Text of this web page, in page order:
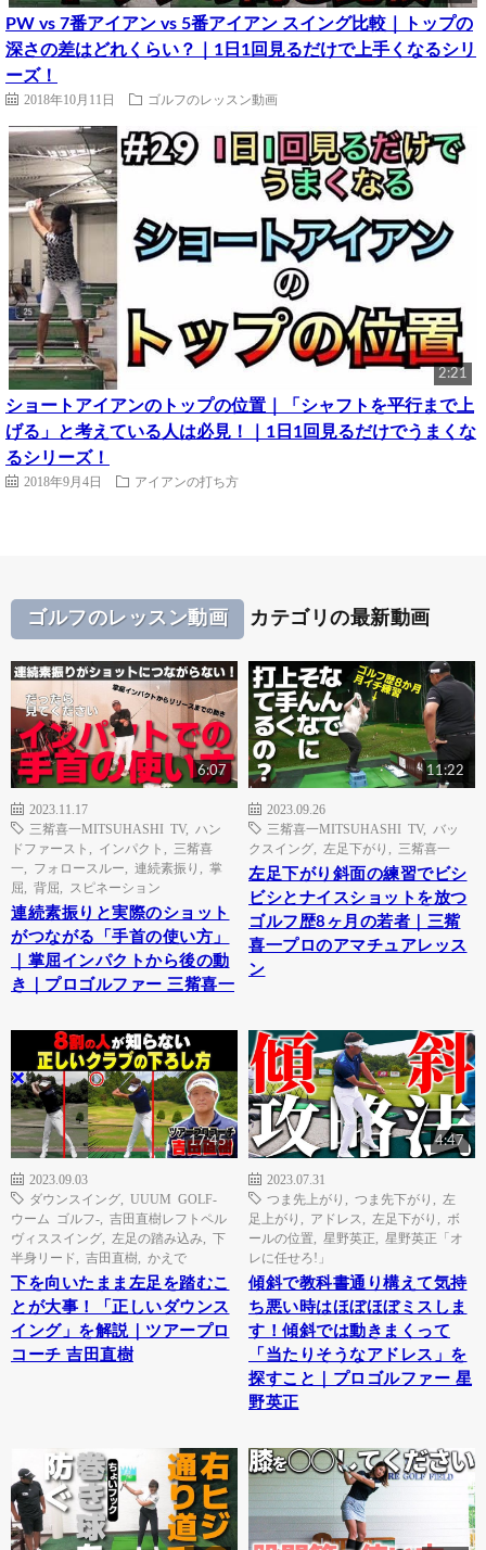
PW vs 7番アイアン vs 5番アイアン スイング比較｜トップの
深さの差はどれくらい？｜1日1回見るだけで上手くなるシリ
ーズ！
2018年10月11日 ゴルフのレッスン動画
2:21
ショートアイアンのトップの位置｜「シャフトを平行まで上
げる」と考えている人は必見！｜1日1回見るだけでうまくな
るシリーズ！
2018年9月4日 アイアンの打ち方
ゴルフのレッスン動画 カテゴリの最新動画
6:07
2023.11.17
三觜喜一MITSUHASHI TV, ハン
ドファースト
インパクト
三觜喜
一
フォロースルー 連続素振り
掌
屈
背屈 スピネーション
連続素振りと実際のショット
がつながる「手首の使い方」
｜掌屈インパクトから後の動
き｜プロゴルファー 三觜喜一
11:22
2023.09.26
三觜喜一MITSUHASHI TV, バッ
クスイング
左足下がり 三觜喜一
左足下がり斜面の練習でビシ
ビシとナイスショットを放つ
ゴルフ歴8ヶ月の若者｜三觜
喜一プロのアマチュアレッス
ン
17:45
2023.09.03
ダウンスイング
UUUM GOLF-
ウーム ゴルフ-
吉田直樹レフトペル
ヴィススイング
左足の踏み込み
下
半身リード
吉田直樹 かえで
下を向いたまま左足を踏むこ
とが大事！「正しいダウンス
イング」を解説｜ツアープロ
コーチ 吉田直樹
4:47
2023.07.31
つま先上がり
つま先下がり
左
足上がり
アドレス 左足下がり
ボ
ールの位置
星野英正
星野英正「オ
レに任せろ!」
傾斜で教科書通り構えて気持
ち悪い時はほぼほぼミスしま
す！傾斜では動きまくって
「当たりそうなアドレス」を
探すこと｜プロゴルファー 星
野英正